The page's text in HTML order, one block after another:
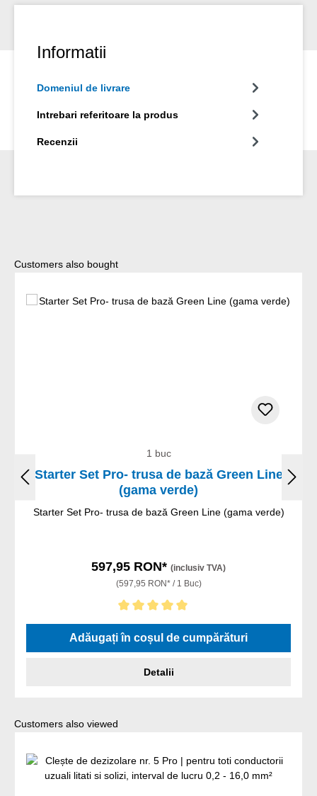
Informatii
Domeniul de livrare
Intrebari referitoare la produs
Recenzii
Sari peste galeria de produse
Customers also bought
1 buc
Starter Set Pro- trusa de bază Green Line
(gama verde)
Starter Set Pro- trusa de bază Green Line (gama verde)
597,95 RON* (inclusiv TVA)
(597,95 RON* / 1 Buc)
Evaluarea medie de 5 din 5 stele
Adăugați în coșul de cumpărături
Detalii
Sari peste galeria de produse
Customers also viewed